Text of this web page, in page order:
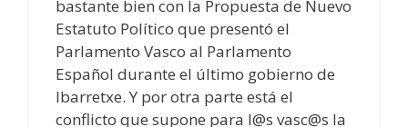
bastante bien con la Propuesta de Nuevo
Estatuto Político que presentó el
Parlamento Vasco al Parlamento
Español durante el último gobierno de
Ibarretxe. Y por otra parte está el
conflicto que supone para l@s vasc@s la